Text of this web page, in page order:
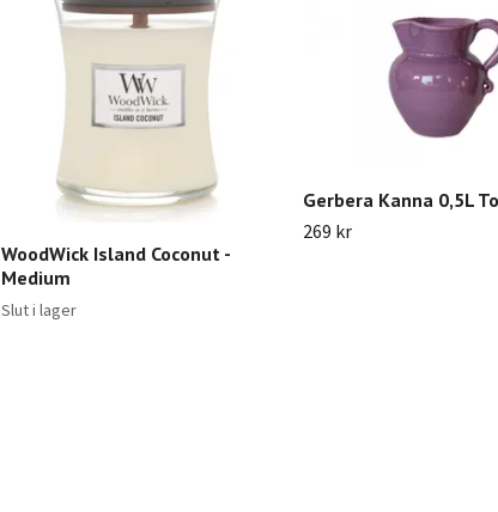
WoodWick Island Coconut -
Medium
Slut i lager
Gerbera Kanna 0,5L
269 kr